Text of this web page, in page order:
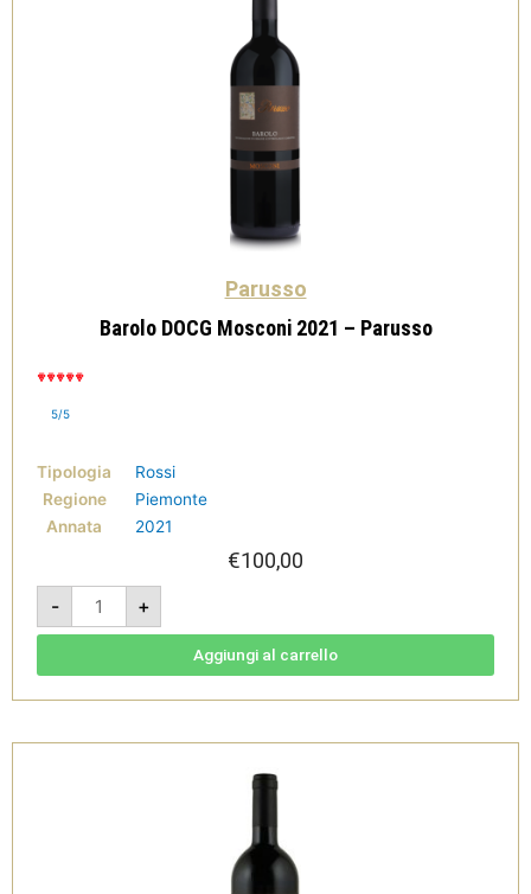
Parusso
Barolo DOCG Mosconi 2021 – Parusso
5/5
Tipologia
Rossi
Regione
Piemonte
Annata
2021
€100,00
-
Barolo
DOCG
Mosconi
2021
+
Aggiungi al carrello